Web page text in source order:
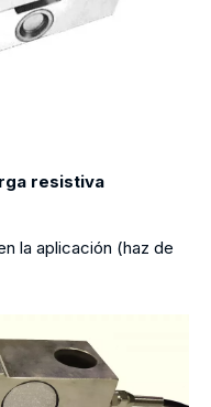
resistiva
la aplicación (haz de